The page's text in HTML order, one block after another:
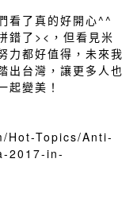
看了真的好開心^^
錯了><，但看見米
力都好值得，未來我
出台灣，讓更多人也
起變美！
Hot-Topics/Anti-
2017-in-